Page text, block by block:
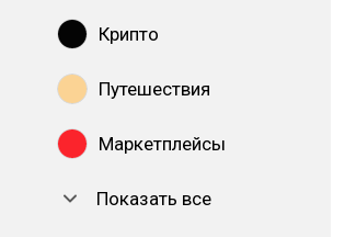
Крипто
Путешествия
Маркетплейсы
Показать все